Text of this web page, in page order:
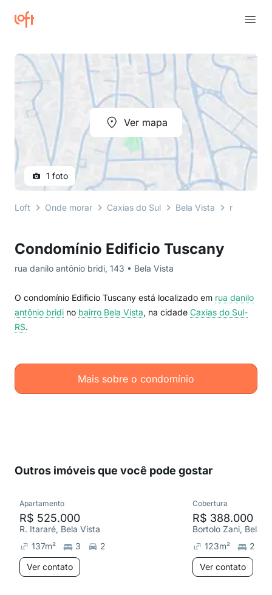
Condomínio Edificio Tuscany
rua danilo antônio bridi, 143 • Bela Vista
O condomínio Edificio Tuscany está localizado em rua danilo
antônio bridi no bairro Bela Vista, na cidade Caxias do Sul-
RS.
Mais sobre o condomínio
Ver mapa
1 foto
Loft Onde morar Caxias do Sul Bela Vista rua danilo
Outros imóveis que você pode gostar
Apartamento
R$ 525.000
R. Itararé, Bela Vista
137m² 3
2
Ver contato
Cobertura
R$ 388.000
Bortolo Zani, Bela
123m²
2
Ver contato